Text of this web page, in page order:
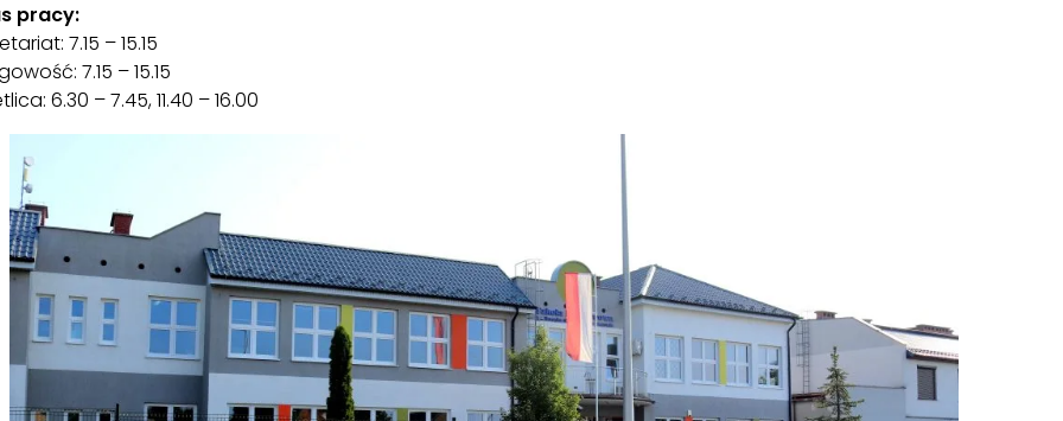
pracy:
7.15 – 15.15
7.15 – 15.15
6.30 – 7.45, 11.40 – 16.00